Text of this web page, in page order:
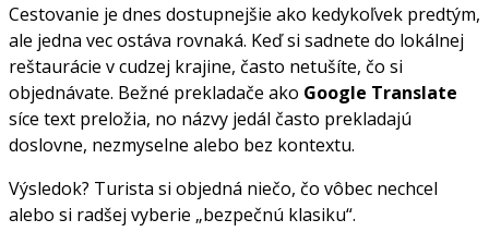
Cestovanie je dnes dostupnejšie ako kedykoľvek predtým,
ale jedna vec ostáva rovnaká. Keď si sadnete do lokálnej
reštaurácie v cudzej krajine, často netušíte, čo si
objednávate. Bežné prekladače ako Google Translate
síce text preložia, no názvy jedál často prekladajú
doslovne, nezmyselne alebo bez kontextu.
Výsledok? Turista si objedná niečo, čo vôbec nechcel
alebo si radšej vyberie „bezpečnú klasiku“.